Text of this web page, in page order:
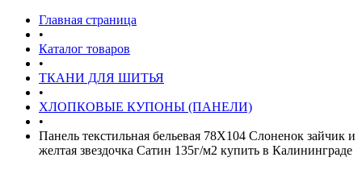
Главная страница
•
Каталог товаров
•
ТКАНИ ДЛЯ ШИТЬЯ
•
ХЛОПКОВЫЕ КУПОНЫ (ПАНЕЛИ)
•
Панель текстильная бельевая 78X104 Слоненок зайчик и
желтая звездочка Сатин 135г/м2 купить в Калининграде